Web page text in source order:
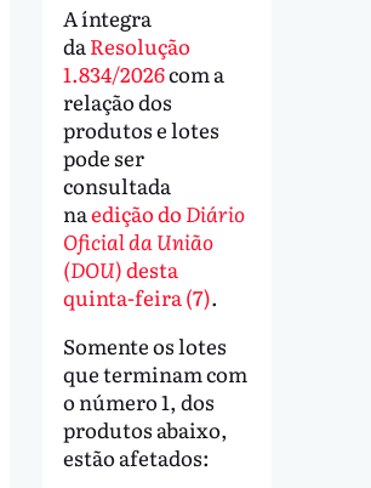
A íntegra
da Resolução
1.834/2026com a
relação dos
produtos e lotes
pode ser
consultada
naedição do Diário
Oficial da União
(DOU)desta
quinta-feira (7).
Somente os lotes
que terminam com
o número 1, dos
produtos abaixo,
estão afetados: